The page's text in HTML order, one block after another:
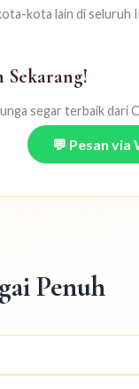
kota lain di seluruh
Sekarang!
segar terbaik
💬 Pesan
Penuh